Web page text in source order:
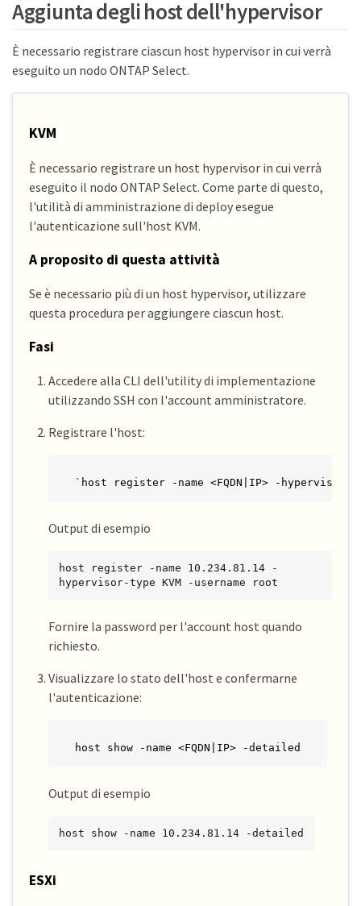
Aggiunta degli host dell'hypervisor
È necessario registrare ciascun host hypervisor in cui verrà
eseguito un nodo ONTAP Select.
KVM
È necessario registrare un host hypervisor in cui verrà
eseguito il nodo ONTAP Select. Come parte di questo,
l'utilità di amministrazione di deploy esegue
l'autenticazione sull'host KVM.
A proposito di questa attività
Se è necessario più di un host hypervisor, utilizzare
questa procedura per aggiungere ciascun host.
Fasi
Accedere alla CLI dell'utility di implementazione
utilizzando SSH con l'account amministratore.
Registrare l'host:
`host register -name <FQDN|IP> -hypervisor-type
Output di esempio
host register -name 10.234.81.14 -
hypervisor-type KVM -username root
Fornire la password per l'account host quando
richiesto.
Visualizzare lo stato dell'host e confermarne
l'autenticazione:
host show -name <FQDN|IP> -detailed
Output di esempio
host show -name 10.234.81.14 -detailed
ESXi